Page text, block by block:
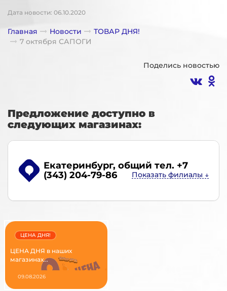
Дата новости: 06.10.2020
Главная Новости
ТОВАР ДНЯ!
7 октября САПОГИ
Поделись новостью
Предложение доступно в
следующих магазинах:
Екатеринбург, общий тел. +7
(343) 204-79-86
ЦЕНА ДНЯ в наших
магазинах...
ЦЕНА ДНЯ!
09.08.2026